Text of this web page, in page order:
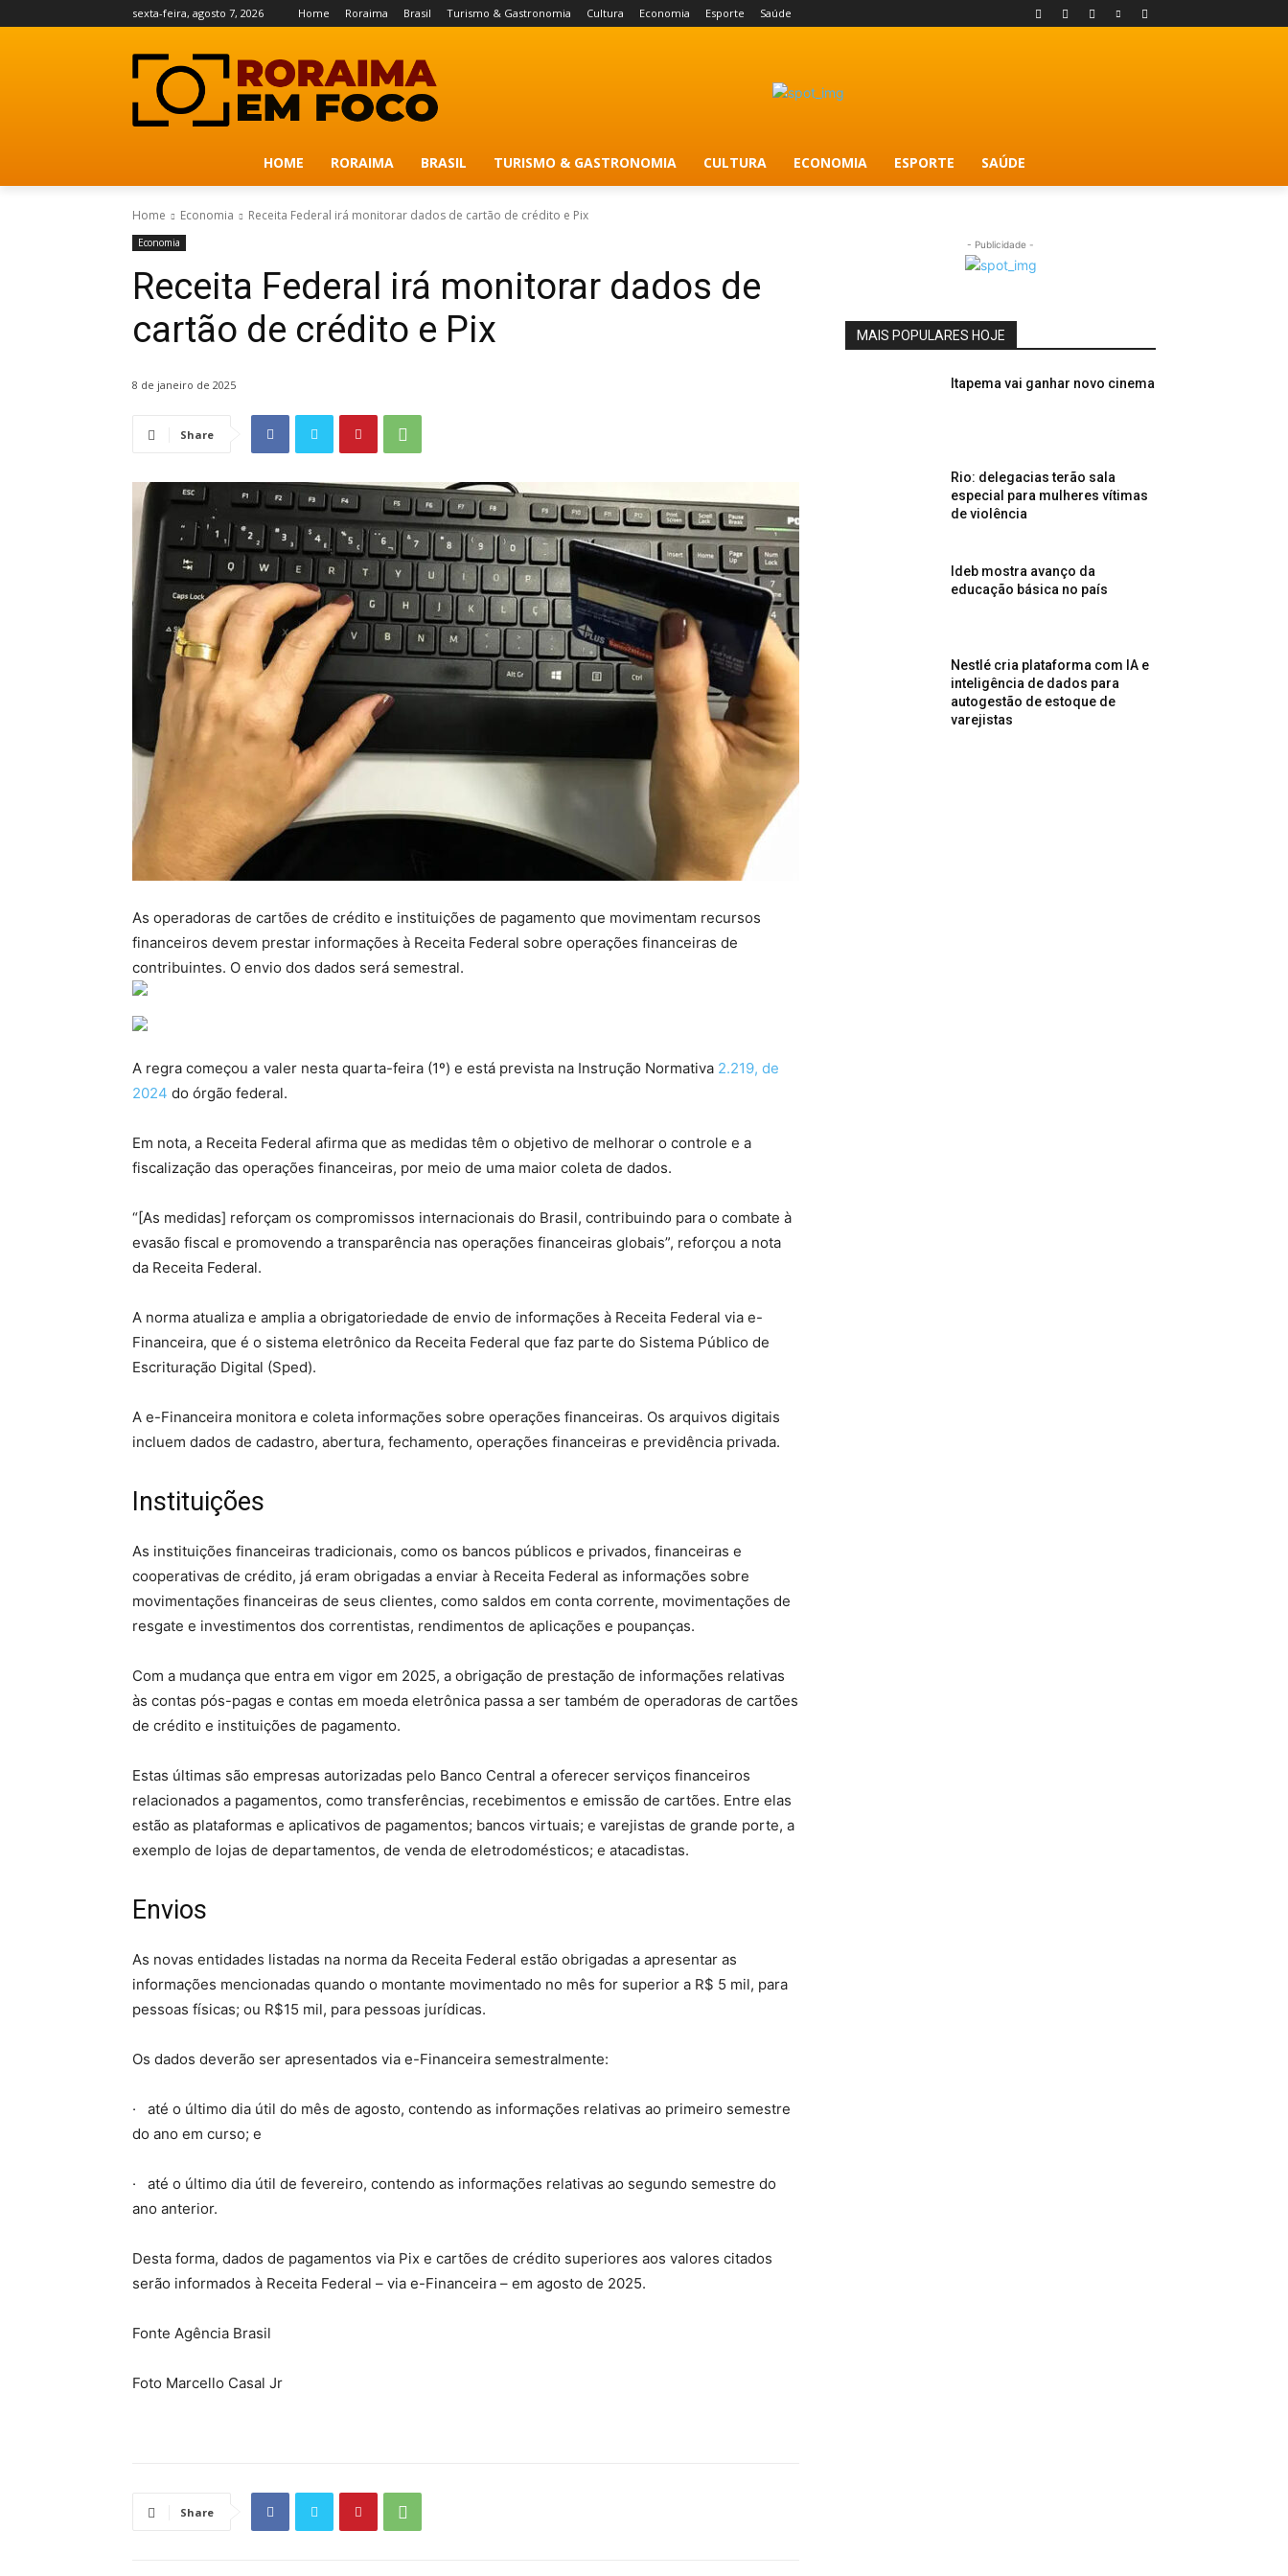
sexta-feira, agosto 7, 2026 Home Roraima Brasil Turismo & Gastronomia Cultura Economia Esporte Saúde
HOME RORAIMA BRASIL TURISMO & GASTRONOMIA CULTURA ECONOMIA ESPORTE SAÚDE
Home Economia Receita Federal irá monitorar dados de cartão de crédito e Pix
Economia
Receita Federal irá monitorar dados de
cartão de crédito e Pix
8 de janeiro de 2025
Share
As operadoras de cartões de crédito e instituições de pagamento que movimentam recursos
financeiros devem prestar informações à Receita Federal sobre operações financeiras de
contribuintes. O envio dos dados será semestral.
A regra começou a valer nesta quarta-feira (1º) e está prevista na Instrução Normativa 2.219, de
2024 do órgão federal.
Em nota, a Receita Federal afirma que as medidas têm o objetivo de melhorar o controle e a
fiscalização das operações financeiras, por meio de uma maior coleta de dados.
“[As medidas] reforçam os compromissos internacionais do Brasil, contribuindo para o combate à
evasão fiscal e promovendo a transparência nas operações financeiras globais”, reforçou a nota
da Receita Federal.
A norma atualiza e amplia a obrigatoriedade de envio de informações à Receita Federal via e-
Financeira, que é o sistema eletrônico da Receita Federal que faz parte do Sistema Público de
Escrituração Digital (Sped).
A e-Financeira monitora e coleta informações sobre operações financeiras. Os arquivos digitais
incluem dados de cadastro, abertura, fechamento, operações financeiras e previdência privada.
Instituições
As instituições financeiras tradicionais, como os bancos públicos e privados, financeiras e
cooperativas de crédito, já eram obrigadas a enviar à Receita Federal as informações sobre
movimentações financeiras de seus clientes, como saldos em conta corrente, movimentações de
resgate e investimentos dos correntistas, rendimentos de aplicações e poupanças.
Com a mudança que entra em vigor em 2025, a obrigação de prestação de informações relativas
às contas pós-pagas e contas em moeda eletrônica passa a ser também de operadoras de cartões
de crédito e instituições de pagamento.
Estas últimas são empresas autorizadas pelo Banco Central a oferecer serviços financeiros
relacionados a pagamentos, como transferências, recebimentos e emissão de cartões. Entre elas
estão as plataformas e aplicativos de pagamentos; bancos virtuais; e varejistas de grande porte, a
exemplo de lojas de departamentos, de venda de eletrodomésticos; e atacadistas.
Envios
As novas entidades listadas na norma da Receita Federal estão obrigadas a apresentar as
informações mencionadas quando o montante movimentado no mês for superior a R$ 5 mil, para
pessoas físicas; ou R$15 mil, para pessoas jurídicas.
Os dados deverão ser apresentados via e-Financeira semestralmente:
· até o último dia útil do mês de agosto, contendo as informações relativas ao primeiro semestre
do ano em curso; e
· até o último dia útil de fevereiro, contendo as informações relativas ao segundo semestre do
ano anterior.
Desta forma, dados de pagamentos via Pix e cartões de crédito superiores aos valores citados
serão informados à Receita Federal – via e-Financeira – em agosto de 2025.
Fonte Agência Brasil
Foto Marcello Casal Jr
Share
- Publicidade -
MAIS POPULARES HOJE
Itapema vai ganhar novo cinema
Rio: delegacias terão sala
especial para mulheres vítimas
de violência
Ideb mostra avanço da
educação básica no país
Nestlé cria plataforma com IA e
inteligência de dados para
autogestão de estoque de
varejistas